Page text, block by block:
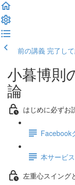
前の講義 完了し
小暮博則
論
はじめに必ずお
Facebook
本サービ
左重心スイング